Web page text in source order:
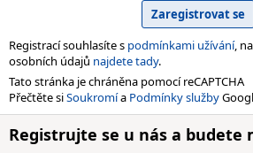
Registrací souhlasíte s podmínkami užívání,
osobních údajů najdete tady.
Tato stránka je chráněna pomocí reCAPTCHA
Přečtěte siSoukromía Podmínky služby
Registrujte se u nás a budete